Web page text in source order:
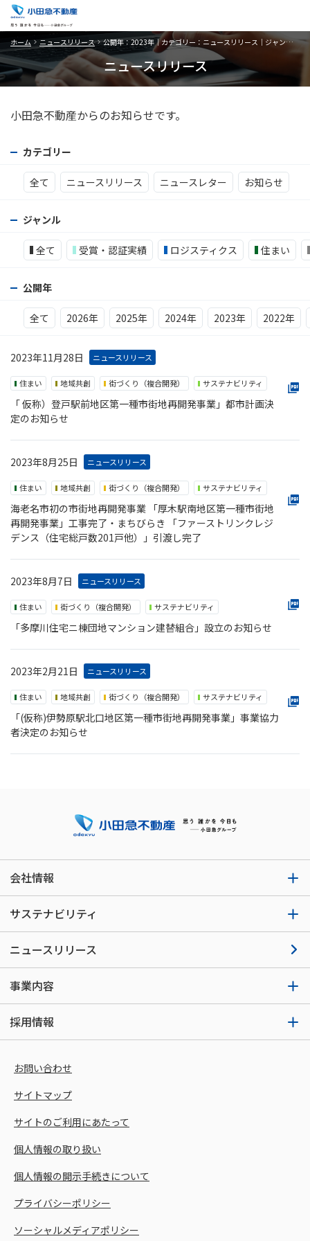
ホーム ニュースリリース 公開年：2023年｜カテゴリー：ニュースリリース｜ジャンル：街づくり（複合開発）
ニュースリリース
小田急不動産からのお知らせです。
カテゴリー
全て ニュースリリース ニュースレター お知らせ
ジャンル
全て 受賞・認証実績 ロジスティクス 住まい
公開年
全て 2026年 2025年 2024年 2023年 2022年
2023年11月28日 ニュースリリース
住まい 地域共創 街づくり（複合開発） サステナビリティ
「 仮称）登戸駅前地区第一種市街地再開発事業」都市計画決
定のお知らせ
2023年8月25日 ニュースリリース
住まい 地域共創 街づくり（複合開発） サステナビリティ
海老名市初の市街地再開発事業 「厚木駅南地区第一種市街地
再開発事業」工事完了・まちびらき 「ファーストリンクレジ
デンス（住宅総戸数201戸他）」引渡し完了
2023年8月7日 ニュースリリース
住まい 街づくり（複合開発） サステナビリティ
「多摩川住宅ニ棟団地マンション建替組合」設立のお知らせ
2023年2月21日 ニュースリリース
住まい 地域共創 街づくり（複合開発） サステナビリティ
「(仮称)伊勢原駅北口地区第一種市街地再開発事業」事業協力
者決定のお知らせ
会社情報
サステナビリティ
ニュースリリース
事業内容
採用情報
お問い合わせ
サイトマップ
サイトのご利用にあたって
個人情報の取り扱い
個人情報の開示手続きについて
プライバシーポリシー
ソーシャルメディアポリシー